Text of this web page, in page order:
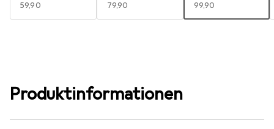
EUR
59,90 EUR
79,90 EUR
99,90
Produktinformationen